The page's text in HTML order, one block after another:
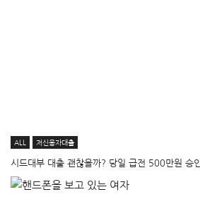
ALL 저신용자대출
시드대부 대출 괜찮을까? 당일 급전 500만원 승